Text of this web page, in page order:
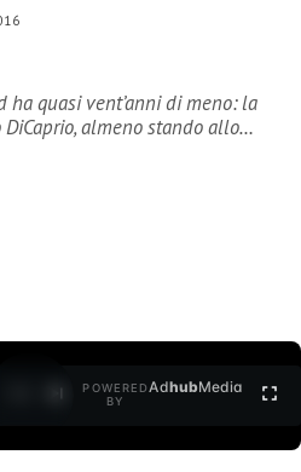
ha quasi vent’anni di meno: la
almeno stando allo…
POWERED
BY
AdhubMedia